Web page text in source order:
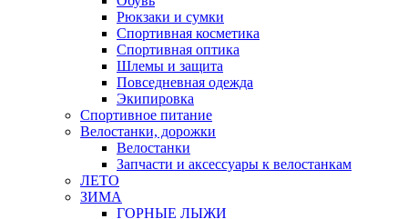
Рюкзаки и сумки
Спортивная косметика
Спортивная оптика
Шлемы и защита
Повседневная одежда
Экипировка
Спортивное питание
Велостанки, дорожки
Велостанки
Запчасти и аксессуары к велостанкам
ЛЕТО
ЗИМА
ГОРНЫЕ ЛЫЖИ